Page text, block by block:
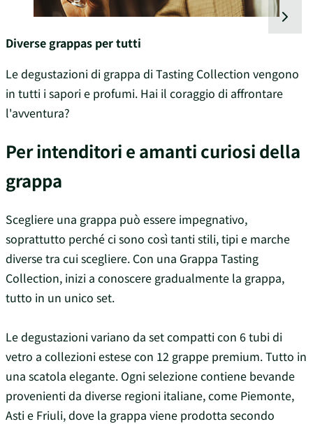
Diverse grappas per tutti
Le degustazioni di grappa di Tasting Collection vengono
in tutti i sapori e profumi. Hai il coraggio di affrontare
l'avventura?
Per intenditori e amanti curiosi della
grappa
Scegliere una grappa può essere impegnativo,
soprattutto perché ci sono così tanti stili, tipi e marche
diverse tra cui scegliere. Con una Grappa Tasting
Collection, inizi a conoscere gradualmente la grappa,
tutto in un unico set.
Le degustazioni variano da set compatti con 6 tubi di
vetro a collezioni estese con 12 grappe premium. Tutto in
una scatola elegante. Ogni selezione contiene bevande
provenienti da diverse regioni italiane, come Piemonte,
Asti e Friuli, dove la grappa viene prodotta secondo